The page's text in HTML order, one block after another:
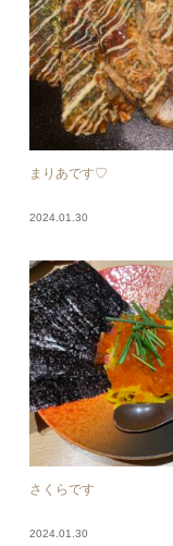
まりあです♡
2024.01.30
さくらです
2024.01.30